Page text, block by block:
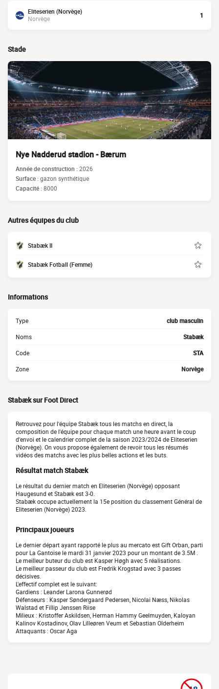
Eliteserien (Norvège)
Norvège
1
Stade
Nye Nadderud stadion - Bærum
Année de construction :2026
Surface :gazon synthétique
Capacité :8000
Autres équipes du club
Stabæk II
Stabæk Fotball (Femme)
Informations
Type club masculin
Noms Stabæk
Code STA
Zone Norvège
Stabæk sur Foot Direct
Retrouvez pour l'équipe Stabæk tous les matchs en direct, la
composition de l'équipe pour chaque match une heure avant le coup
d'envoi et le calendrier complet de la saison 2023/2024 de Eliteserien
(Norvège). On vous propose également de revoir tous les résumés
vidéos des matchs avec les plus belles actions et les buts.
Résultat match Stabæk
Le résultat du dernier match en Eliteserien (Norvège) opposant
Haugesund et Stabæk est 3-0.
Stabæk occupe actuellement la 15e position du classement Général de
Eliteserien (Norvège) 2023.
Principaux joueurs
Le dernier départ ayant rapporté le plus au mercato est Gift Orban, parti
pour La Gantoise le mardi 31 janvier 2023 pour un montant de 3.5M .
Le meilleur buteur du club est Kasper Høgh avec 5 réalisations.
Le meilleur passeur du club est Fredrik Krogstad avec 3 passes
décisives.
L'effectif complet est le suivant:
Gardiens : Leander Larona Gunnerød
Défenseurs : Kasper Søndergaard Pedersen, Nicolai Næss, Nikolas
Walstad et Fillip Jenssen Riise
Milieux : Kristoffer Askildsen, Herman Hammy Geelmuyden, Kaloyan
Kalinov Kostadinov, Olav Lilleøren Veum et Sebastian Olderheim
Attaquants : Oscar Aga